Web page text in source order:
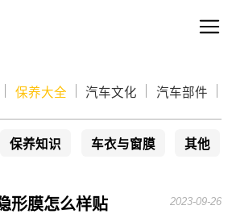
保养大全 汽车文化 汽车部件
保养知识 车衣与窗膜 其他
形膜怎么样贴 2023-09-26